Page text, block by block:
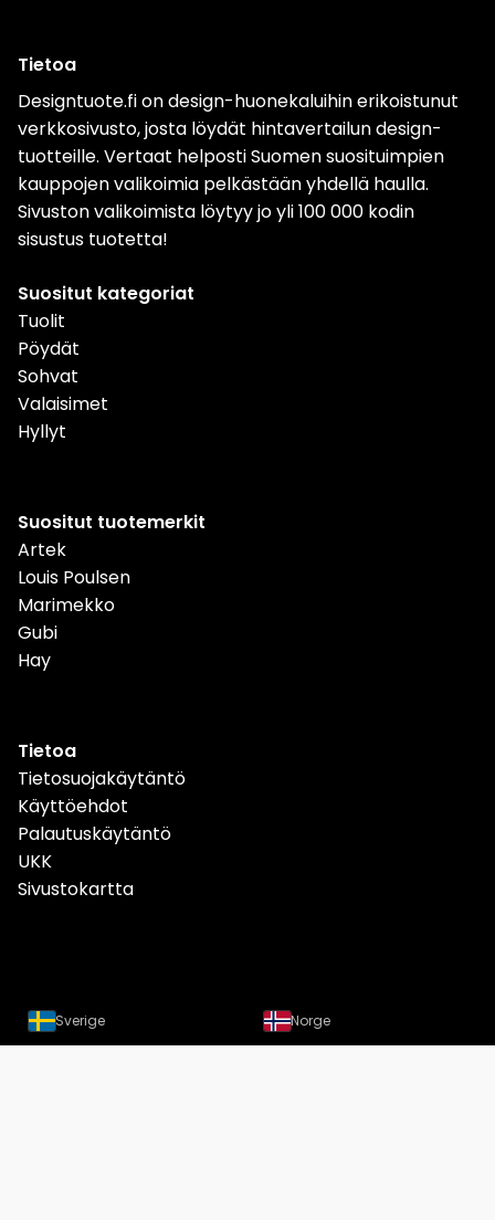
Tietoa
Designtuote.fi on design-huonekaluihin erikoistunut
verkkosivusto, josta löydät hintavertailun design-
tuotteille. Vertaat helposti Suomen suosituimpien
kauppojen valikoimia pelkästään yhdellä haulla.
Sivuston valikoimista löytyy jo yli 100 000 kodin
sisustus tuotetta!
Suositut kategoriat
Tuolit
Pöydät
Sohvat
Valaisimet
Hyllyt
Suositut tuotemerkit
Artek
Louis Poulsen
Marimekko
Gubi
Hay
Tietoa
Tietosuojakäytäntö
Käyttöehdot
Palautuskäytäntö
UKK
Sivustokartta
Sverige Norge